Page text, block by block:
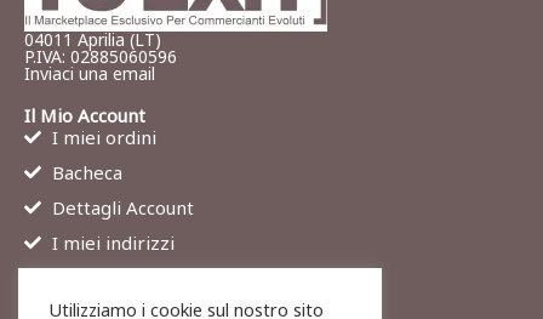
04011 Aprilia (LT)
P.IVA: 02885060596
Inviaci una email
Il Mio Account
I miei ordini
Bacheca
Dettagli Account
I miei indirizzi
Chi siamo
Utilizziamo i cookie sul nostro sito